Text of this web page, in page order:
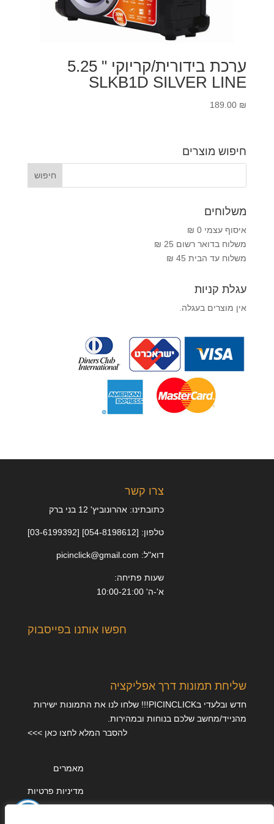
ערכת בידורית/קריוקי " 5.25
SLKB1D SILVER LINE
189.00 ₪
חיפוש מוצרים
משלוחים
איסוף עצמי 0 ₪
משלוח בדואר רשום 25 ₪
משלוח עד הבית 45 ₪
עגלת קניות
אין מוצרים בעגלה.
צרו קשר
כתובתינו: אהרונוביץ' 12 בני ברק
טלפון: [054-8198612] [03-6199392]
דוא"ל: picinclick@gmail.com
שעות פתיחה:
א'-ה' 10:00-21:00
חפשו אותנו בפייסבוק
שליחת תמונות דרך אפליקציה
חדש ובלעדי בPICINCLICK!!! שלחו לנו את התמונות ישירות
מהנייד/מחשב שלכם בנוחות ובמהירות.
להסבר המלא לחצו כאן >>>
מאמרים
מדיניות פרטיות